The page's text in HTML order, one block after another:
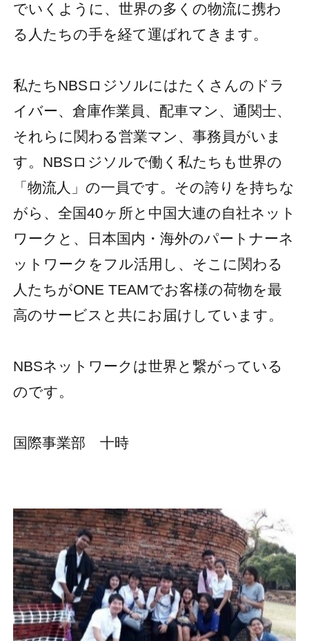
でいくように、世界の多くの物流に携わ
る人たちの手を経て運ばれてきます。
私たちNBSロジソルにはたくさんのドラ
イバー、倉庫作業員、配車マン、通関士、
それらに関わる営業マン、事務員がいま
す。NBSロジソルで働く私たちも世界の
「物流人」の一員です。その誇りを持ちな
がら、全国40ヶ所と中国大連の自社ネット
ワークと、日本国内・海外のパートナーネ
ットワークをフル活用し、そこに関わる
人たちがONE TEAMでお客様の荷物を最
高のサービスと共にお届けしています。
NBSネットワークは世界と繋がっている
のです。
国際事業部 十時